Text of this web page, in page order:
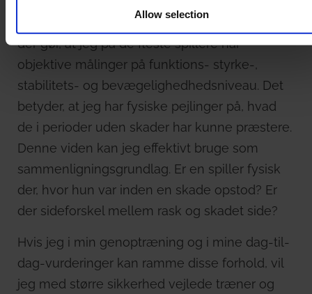
Allow selection
dem igennem en lang række screeningstest,
der gør, at jeg på de fleste spillere har
objektive målinger på funktions- styrke-,
stabilitets- og bevægelighedhedsniveau. Det
betyder, at jeg har fysiske pejlinger på, hvad
de i perioder uden skader har kunne præstere.
Denne viden kan jeg effektivt bruge som
sammenligningsgrundlag. Er en spiller fysisk
der, hvor hun var inden en skade opstod? Er
der sideforskel mellem rask og skadet side?
Hvis jeg i min genoptræning og i mine dag-til-
dag-vurderinger kan ramme disse forhold, vil
jeg med større sikkerhed vejlede træner og